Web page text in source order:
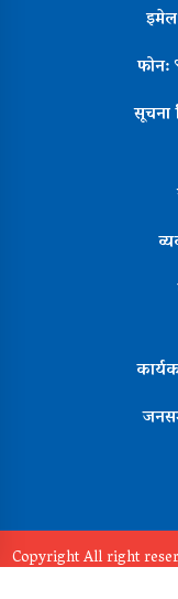
फोन:
सूचना
Copyright All right